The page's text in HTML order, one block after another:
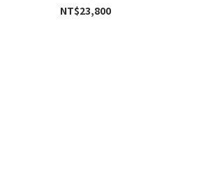
NT$23,800